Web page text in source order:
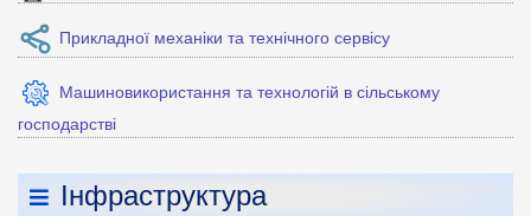
Прикладної механіки та технічного сервісу
Машиновикористання та технологій в сільському
господарстві
Інфраструктура